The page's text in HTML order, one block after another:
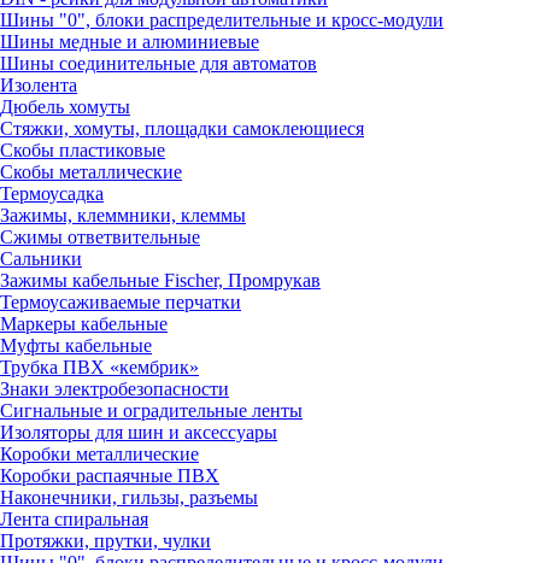
Шины "0", блоки распределительные и кросс-модули
Шины медные и алюминиевые
Шины соединительные для автоматов
Изолента
Дюбель хомуты
Стяжки, хомуты, площадки самоклеющиеся
Скобы пластиковые
Скобы металлические
Термоусадка
Зажимы, клеммники, клеммы
Сжимы ответвительные
Сальники
Зажимы кабельные Fischer, Промрукав
Термоусаживаемые перчатки
Маркеры кабельные
Муфты кабельные
Трубка ПВХ «кембрик»
Знаки электробезопасности
Сигнальные и оградительные ленты
Изоляторы для шин и аксессуары
Коробки металлические
Коробки распаячные ПВХ
Наконечники, гильзы, разъемы
Лента спиральная
Протяжки, прутки, чулки